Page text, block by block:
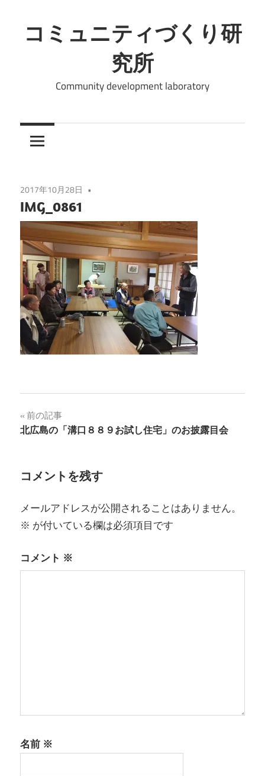
ン
テ
キ
コミュニティづくり研
究所
Community development laboratory
2017年10月28日
IMG_0861
投
稿
ビ
ゲ
ー
シ
前の記事
北広島の「溝口８８９お試し住宅」のお披露目会
コメントを残す
メールアドレスが公開されることはありません。
※ が付いている欄は必須項目です
コメント ※
名前 ※